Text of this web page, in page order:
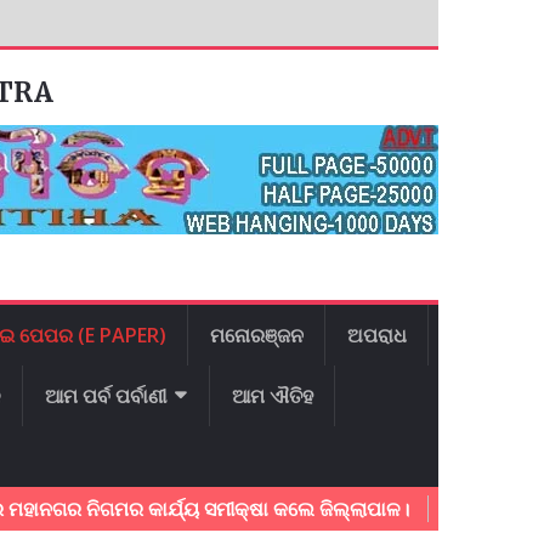
ଇ ପେପର (E PAPER) ମନୋରଞ୍ଜନ ଅପରାଧ
ଆମ ପର୍ବ ପର୍ବାଣୀ ଆମ ଐତିହ
କାର୍ଯ୍ୟ ସମୀକ୍ଷା କଲେ ଜିଲ୍ଲାପାଳ। ଅଂଚଳ ବିକାଶ ନେଇ